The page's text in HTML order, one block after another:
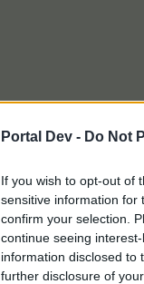
Portal Dev - Do Not
If you wish to opt-out of
sensitive information for
confirm your selection.
continue seeing
information disclosed to
further disclosure of